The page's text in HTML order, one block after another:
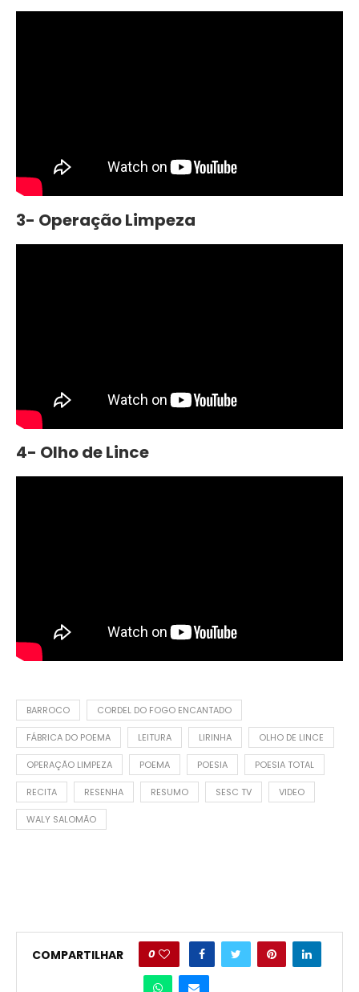
3- Operação Limpeza
4- Olho de Lince
BARROCO CORDEL DO FOGO ENCANTADO
FÁBRICA DO POEMA LEITURA LIRINHA OLHO DE LINCE
OPERAÇÃO LIMPEZA POEMA POESIA POESIA TOTAL
RECITA RESENHA RESUMO SESC TV VIDEO
WALY SALOMÃO
COMPARTILHAR 0